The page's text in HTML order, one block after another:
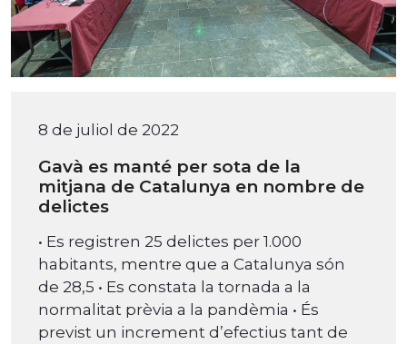
8 de juliol de 2022
Gavà es manté per sota de la
mitjana de Catalunya en nombre de
delictes
• Es registren 25 delictes per 1.000
habitants, mentre que a Catalunya són
de 28,5 • Es constata la tornada a la
normalitat prèvia a la pandèmia • És
previst un increment d’efectius tant de